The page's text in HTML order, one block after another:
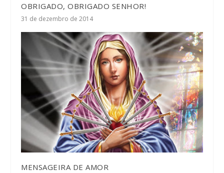
OBRIGADO, OBRIGADO SENHOR!
31 de dezembro de 2014
MENSAGEIRA DE AMOR